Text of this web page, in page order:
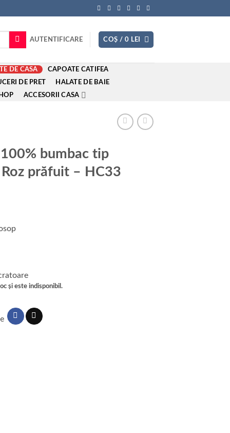
AUTENTIFICARE COȘ / 0 LEI
DE CASA CAPOATE CATIFEA
DE PRET HALATE DE BAIE
ACCESORII CASA
bumbac tip
prăfuit – HC33
și este indisponibil.